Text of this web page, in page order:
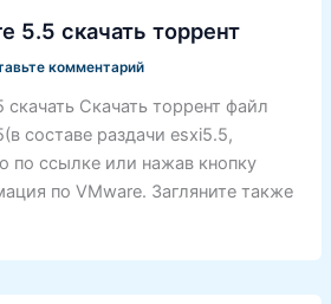
5.5 скачать торрент
комментарий
Скачать торрент файл
составе раздачи esxi5.5,
по ссылке или нажав кнопку
по VMware. Загляните также